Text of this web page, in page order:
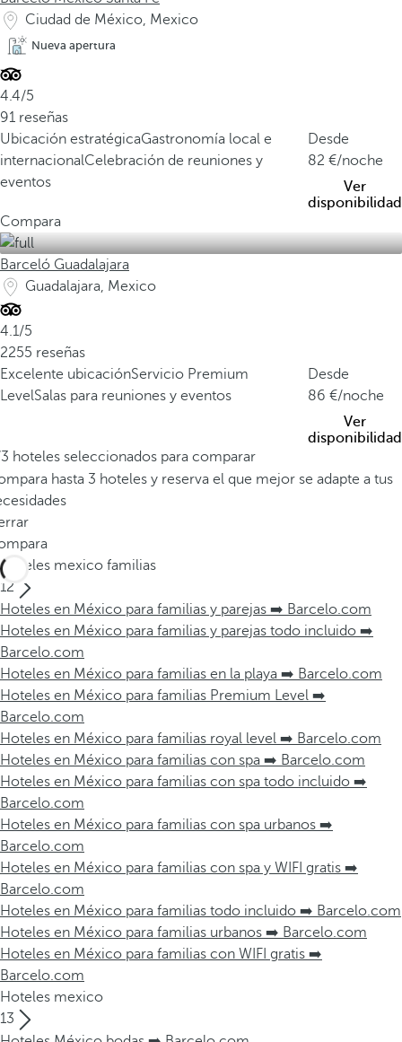
Ciudad de México, Mexico
Nueva apertura
4.4/5
91 reseñas
Ubicación estratégicaGastronomía local e
internacionalCelebración de reuniones y
eventos
Desde
82
/noche
Ver
disponibilidad
Compara
Barceló Guadalajara
Guadalajara, Mexico
4.1/5
2255 reseñas
Excelente ubicaciónServicio Premium
LevelSalas para reuniones y eventos
Desde
86
/noche
Ver
disponibilidad
hoteles seleccionados para comparar
hasta 3 hoteles y reserva el que mejor se adapte a tus
Hoteles mexico familias
12
Hoteles en México para familias y parejas ➡️ Barcelo.com
Hoteles en México para familias y parejas todo incluido ➡️
Barcelo.com
Hoteles en México para familias en la playa ➡️ Barcelo.com
Hoteles en México para familias Premium Level ➡️
Barcelo.com
Hoteles en México para familias royal level ➡️ Barcelo.com
Hoteles en México para familias con spa ➡️ Barcelo.com
Hoteles en México para familias con spa todo incluido ➡️
Barcelo.com
Hoteles en México para familias con spa urbanos ➡️
Barcelo.com
Hoteles en México para familias con spa y WIFI gratis ➡️
Barcelo.com
Hoteles en México para familias todo incluido ➡️ Barcelo.com
Hoteles en México para familias urbanos ➡️ Barcelo.com
Hoteles en México para familias con WIFI gratis ➡️
Barcelo.com
Hoteles mexico
13